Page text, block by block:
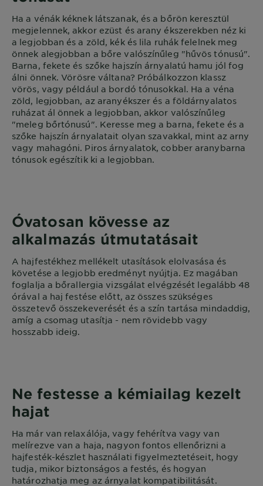
Ha a vénák kéknek látszanak, és a bőrön keresztül
megjelennek, akkor ezüst és arany ékszerekben néz ki
a legjobban és a zöld, kék és lila ruhák felelnek meg
önnek alegjobban a bőre valószínűleg "hűvös tónusú".
Barna, fekete és szőke hajszín árnyalatú hamu jól fog
álni önnek. Vörösre váltana? Próbálkozzon klassz
vörös, vagy például a bordó tónusokkal. Ha a véna
zöld, legjobban, az aranyékszer és a földárnyalatos
ruházat ál önnek a legjobban, akkor valószínűleg
"meleg bőrtónusú". Keresse meg a barna, fekete és a
szőke hajszín árnyalatait olyan szavakkal, mint az arny
vagy mahagóni. Piros árnyalatok, cobber aranybarna
tónusok egészítik ki a legjobban.
Óvatosan kövesse az
alkalmazás útmutatásait
A hajfestékhez mellékelt utasítások elolvasása és
követése a legjobb eredményt nyújtja. Ez magában
foglalja a bőrallergia vizsgálat elvégzését legalább 48
órával a haj festése előtt, az összes szükséges
összetevő összekeverését és a szín tartása mindaddig,
amíg a csomag utasítja - nem rövidebb vagy
hosszabb ideig.
Ne festesse a kémiailag kezelt
hajat
Ha már van relaxálója, vagy fehérítva vagy van
melírezve van a haja, nagyon fontos ellenőrizni a
hajfesték-készlet használati figyelmeztetéseit, hogy
tudja, mikor biztonságos a festés, és hogyan
határozhatja meg az árnyalat kompatibilitását.